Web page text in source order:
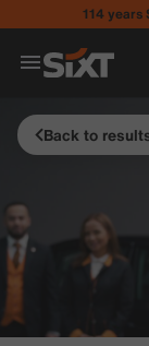
114 years
Back to